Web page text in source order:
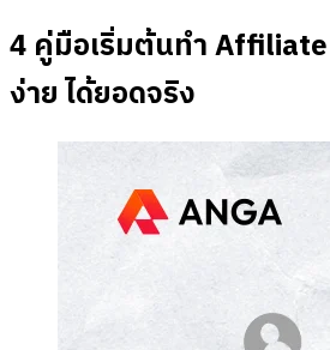
4 คู่มือเริ่มต้นทำ
ง่าย ได้ยอดจริง